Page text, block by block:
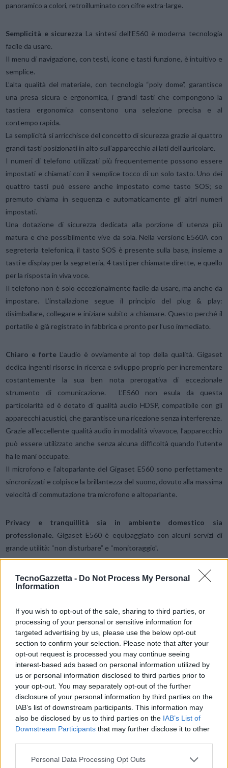
TecnoGazzetta - Do Not Process My Personal
Information
If you wish to opt-out of the sale, sharing to third parties, or
processing of your personal or sensitive information for
targeted advertising by us, please use the below opt-out
section to confirm your selection. Please note that after your
opt-out request is processed you may continue seeing
interest-based ads based on personal information utilized by
us or personal information disclosed to third parties prior to
your opt-out. You may separately opt-out of the further
disclosure of your personal information by third parties on the
IAB’s list of downstream participants. This information may
also be disclosed by us to third parties on the IAB’s List of
Downstream Participants that may further disclose it to other
Personal Data Processing Opt Outs
panoramico a colori, retroilluminato con cifre extra-large.
Semplicità e sicurezza La sintesi dell’E560 è moderna tecnologia
facile da usare.
Il menu di navigazione, con testi, icone e tasti funzione, è intuitivo e
semplice.
L’alta qualità del materiale, con tecnologia “poly dome”, garantisce
una presa sicura e ergonomica, i grandi tasti che compongono la
tastiera ergonomica consentono una selezione precisa e al
contempo rapida.
La semplicità si arricchisce del concetto di sicurezza grazie ai quattro
grandi tasti posizionati in alto sull’apparecchio ai lati dell’auricolare.
I numeri di telefono utilizzati più frequentemente possono essere
impostati e chiamati con il semplice tocco di un solo tasto. Uno dei
quattro tasti può essere anche impostato come tasto SOS; se
premuto chiama in sequenza e automaticamente gli altri numeri
impostati.
Una dotazione di sicurezza dedicata alla porzione di utenza più
matura e che possibilmente vive da sola. Nella versione E560A con
segreteria telefonica, il tasto SOS è presente sulla base, insieme a
tasti e display per la segreteria, 4 tasti per chiamate dirette, e quello
per la risposta in viva voce.
Il telefono non è solo eccezionalmente facile da usare, ma anche da
impostare. L’installazione segue il principio del plug & play:
disimballare, collegare e iniziare subito a chiamare. Questo perché il
portatile è già registrato in fabbrica e pronto per l’uso immediato.
Chiaro e forte L’audio è ovviamente al top della qualità. Gigaset
dedica ingenti risorse in ricerca e sviluppo proprio per incrementare
costantemente la sua ben nota prerogativa di eccezionale
strumento di comunicazione. L’E560 non esula da questa
particolarità ed è dotato di qualità audio HDSP, compatibile con gli
apparecchi acustici, che garantisce una ricezione senza interferenze.
Grazie all’eccellente qualità audio in modalità vivavoce, l’apparecchio
può essere utilizzato anche senza alcuna difficoltà quando l’utente
ha le mani occupate.
Il microfono e l’altoparlante del Gigaset E560 sono perfettamente
sincronizzati e colpisce la brillantezza del suono, dovuto alla massima
velocità di commutazione tra microfono e altoparlante.
Privacy e tranquillità sia in ambiente domestico sia
professionale. Gigaset E560 è equipaggiato con alcuni servizi di
grande utilità: “non disturbare” e “monitoraggio”.
Gigaset ha sviluppato questi servizi consapevole del fatto che un
cordless non è soltanto uno strumento di comunicazione o un
complemento d’arredo, ma anche un potente strumento di difesa
determinate fasce orarie a scelta si può impostare il telefono
affinché non squilli. Tutte le chiamate verranno segnalate solo
visivamente e memorizzate nella lista delle chiamate perse, per
essere controllate successivamente.
Questo servizio, come quello che agisce sulle chiamate anonime,
trova applicazioni sia professionali che domestiche.
In ufficio, ad esempio, si può gestire una riunione importante senza
interruzioni, mentre a casa si può impostare l’E560 affinché non
squilli di notte o durante il pranzo o la cena.Anche se la chiamata è